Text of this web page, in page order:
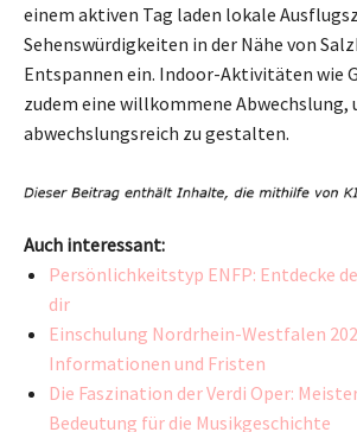
einem aktiven Tag laden lokale
Sehenswürdigkeiten in der Nähe von
Entspannen ein. Indoor-Aktivitäten wie
zudem eine willkommene Abwechslung,
abwechslungsreich zu gestalten.
Auch interessant:
Persönlichkeitstyp ENFP: Entdecke
dir
Einschulung Nordrhein-Westfalen
Informationen und Fristen
Die Faszination der Verdi Oper:
Bedeutung für die Musikgeschichte